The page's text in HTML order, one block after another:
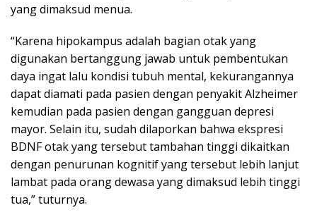
yang dimaksud menua.
“Karena hipokampus adalah bagian otak yang
digunakan bertanggung jawab untuk pembentukan
daya ingat lalu kondisi tubuh mental, kekurangannya
dapat diamati pada pasien dengan penyakit Alzheimer
kemudian pada pasien dengan gangguan depresi
mayor. Selain itu, sudah dilaporkan bahwa ekspresi
BDNF otak yang tersebut tambahan tinggi dikaitkan
dengan penurunan kognitif yang tersebut lebih lanjut
lambat pada orang dewasa yang dimaksud lebih tinggi
tua,” tuturnya.